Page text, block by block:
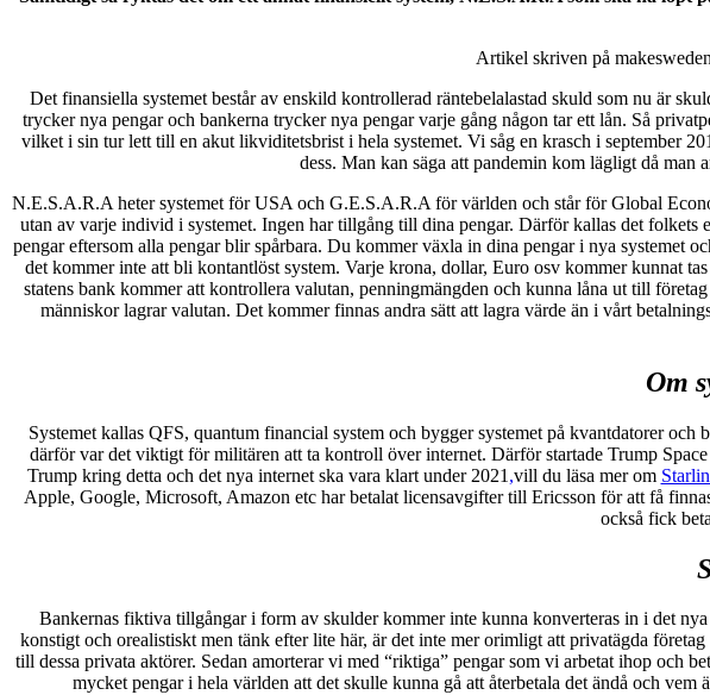
Artikel skriven på
Det finansiella systemet består av enskild kontrollerad räntebelalastad skuld som nu är
trycker nya pengar och bankerna trycker nya pengar varje gång någon tar ett lån. Så
vilket i sin tur lett till en akut likviditetsbrist i hela systemet. Vi såg en krasch i september
dess. Man kan säga att pandemin kom lägligt då
N.E.S.A.R.A heter systemet för USA och G.E.S.A.R.A för världen och står för Global
utan av varje individ i systemet. Ingen har tillgång till dina pengar. Därför kallas det
pengar eftersom alla pengar blir spårbara. Du kommer växla in dina pengar i nya systemet
det kommer inte att bli kontantlöst system. Varje krona, dollar, Euro osv kommer kunnat
statens bank kommer att kontrollera valutan, penningmängden och kunna låna ut till
människor lagrar valutan. Det kommer finnas andra sätt att lagra värde än i vårt
Om
Systemet kallas QFS, quantum financial system och bygger systemet på kvantdatorer
därför var det viktigt för militären att ta kontroll över internet. Därför startade Trump
Trump kring detta och det nya internet ska vara klart under 2021 ,vill du läsa mer om
Apple, Google, Microsoft, Amazon etc har betalat licensavgifter till Ericsson för att få
också fick
Bankernas fiktiva tillgångar i form av skulder kommer inte kunna konverteras in i det
konstigt och orealistiskt men tänk efter lite här, är det inte mer orimligt att privatägda
till dessa privata aktörer. Sedan amorterar vi med “riktiga” pengar som vi arbetat ihop och
mycket pengar i hela världen att det skulle kunna gå att återbetala det ändå och